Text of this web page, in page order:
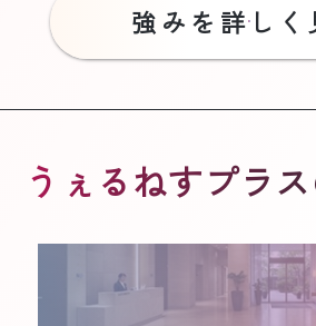
強みを詳しく
うぇるねすプラ